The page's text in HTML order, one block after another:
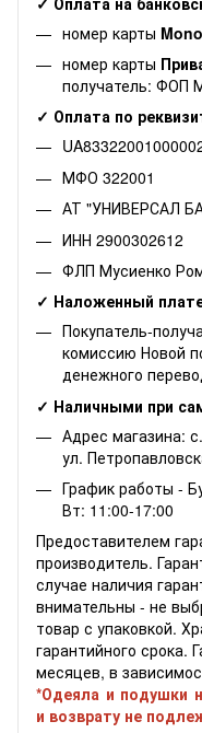
номер карты
номер карты
получатель: ФОП
✓ Оплата по
МФО 322001
АТ "УНИВЕРСАЛ
ИНН 2900302612
ФЛП Мусиенко
✓ Наложенный
Покупатель-
комиссию Новой
денежного
✓ Наличными при
Адрес магазина:
ул.
График работы -
Вт: 11:00-17:00
Предоставителем
производитель.
случае наличия
внимательны - не
товар с упаковкой.
гарантийного срока.
месяцев, в
*Одеяла и подушки
и возврату не